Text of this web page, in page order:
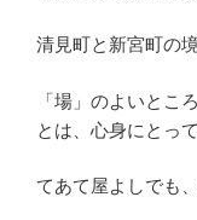
清見町と新宮町の
「場」のよいとこ
とは、心身にとっ
てあて屋よしでも